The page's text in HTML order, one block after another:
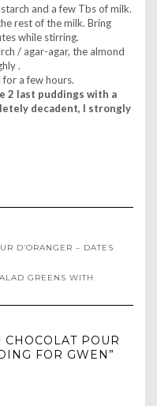
and a few Tbs of milk.
rest of the milk. Bring
while stirring.
/ agar-agar, the almond
.
a few hours.
2 last puddings with a
decadent, I strongly
D’ORANGER – DATES
GREENS WITH
POUR
FOR GWEN”